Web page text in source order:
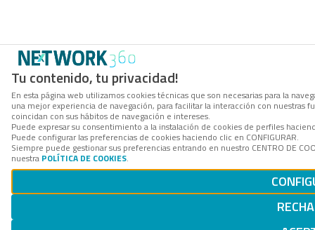
Tu contenido, tu privacidad!
En esta página web utilizamos cookies técnicas que son necesarias para la
una mejor experiencia de navegación, para facilitar la interacción con
coincidan con sus hábitos de navegación e intereses.
Puede expresar su consentimiento a la instalación de cookies de perfiles
Puede configurar las preferencias de cookies haciendo clic en CONFIGURAR.
Siempre puede gestionar sus preferencias entrando en nuestro CENTRO DE
nuestra POLÍTICA DE COOKIES.